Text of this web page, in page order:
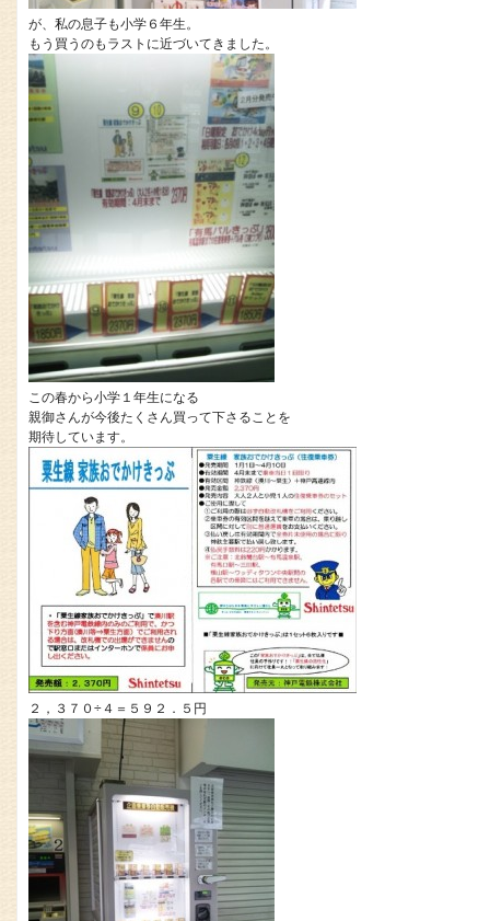
が、私の息子も小学６年生。
もう買うのもラストに近づいてきました。
この春から小学１年生になる
親御さんが今後たくさん買って下さることを
期待しています。
２，３７０÷４＝５９２．５円